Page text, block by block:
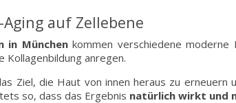
auf Zellebene
in Münchenkommen verschiedene moderne
anregen.
Ziel, die Haut von innen heraus zu erneuern
so, dass das Ergebnis natürlich wirkt und